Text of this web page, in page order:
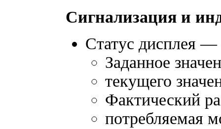
Сигнализация и
Статус дисплея
Заданное
текущего
Фактический
потребляемая